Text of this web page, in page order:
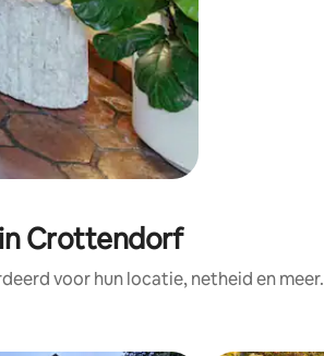
Crottendorf
voor hun locatie, netheid en meer.